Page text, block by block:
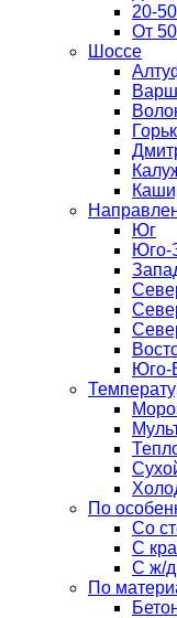
20-
От
Шоссе
Юг
Юго-
Юго-
По
Со
С
С ж/д
По